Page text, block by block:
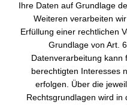
Ihre Daten auf Grundlage
Weiteren verarbeiten
Erfüllung einer rechtlichen
Grundlage von Art.
Datenverarbeitung kann
berechtigten Interesses
erfolgen. Über die
Rechtsgrundlagen wird in